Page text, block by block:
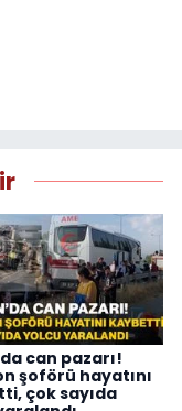
can pazarı!
şoförü hayatını
çok sayıda